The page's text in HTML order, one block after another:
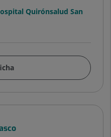
Quirónsalud San